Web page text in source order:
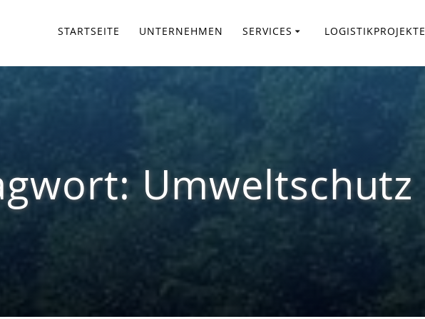
STARTSEITE UNTERNEHMEN SERVICES LOGISTIKPROJEKTE
Umweltschutz